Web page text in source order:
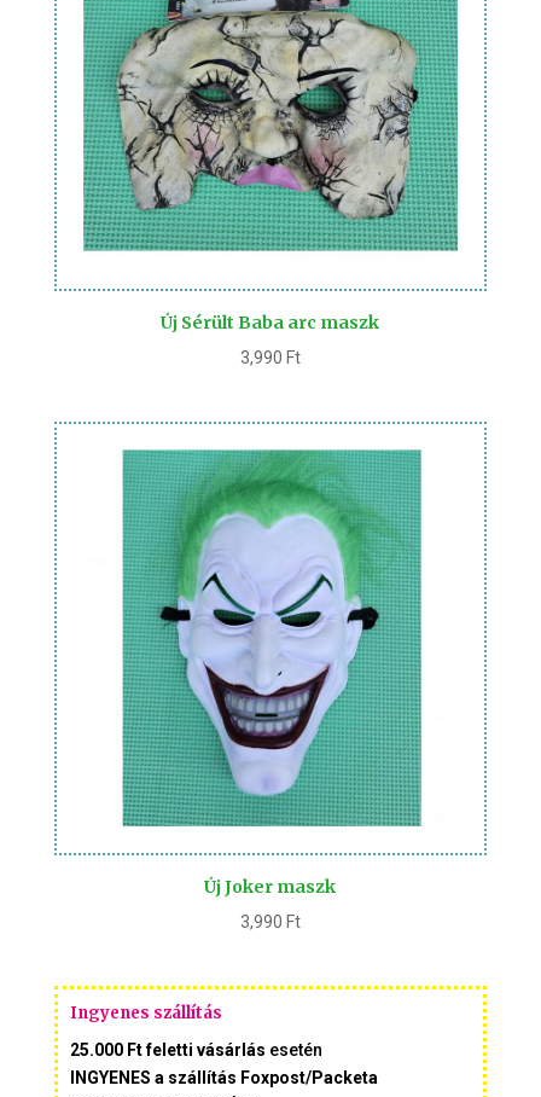
Új Sérült Baba arc maszk
3,990 Ft
Új Joker maszk
3,990 Ft
Ingyenes szállítás
25.000 Ft feletti vásárlás esetén
INGYENES a szállítás Foxpost/Packeta